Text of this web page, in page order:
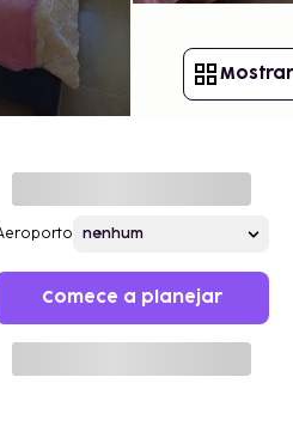
Comece a planejar